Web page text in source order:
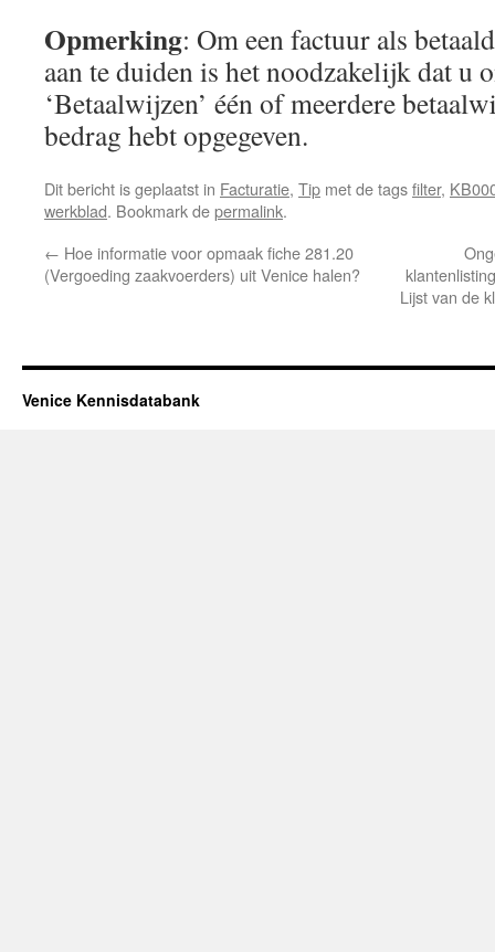
Opmerking: Om een factuur als
aan te duiden is het noodzakelijk dat u
‘Betaalwijzen’ één of meerdere
bedrag hebt opgegeven.
Dit bericht is geplaatst in Facturatie, Tip met de tagsfilter,
werkblad. Bookmark depermalink.
← Hoe informatie voor opmaak fiche 281.20
(Vergoeding zaakvoerders) uit Venice halen?
Lijst van de
Venice Kennisdatabank